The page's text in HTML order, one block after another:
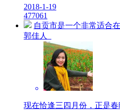
2018-1-19
477061
自贡市是一个非常适合
郭佳人
现在恰逢三四月份，正是